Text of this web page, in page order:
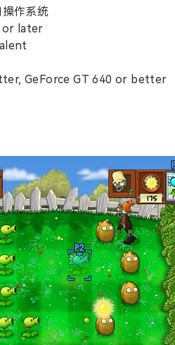
作系统
or later
GeForce GT 640 or better